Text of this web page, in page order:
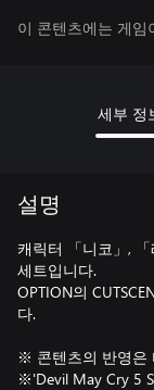
이 콘텐츠에는 게임
세부 정
설명
캐릭터 「니코」,
세트입니다.
OPTION의
다.
※ 콘텐츠의 반영은
※'Devil May Cry 5